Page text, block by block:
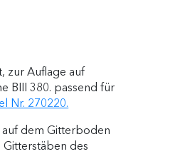
zur Auflage auf
BIII 380. passend für
Nr. 270220.
dem Gitterboden
des